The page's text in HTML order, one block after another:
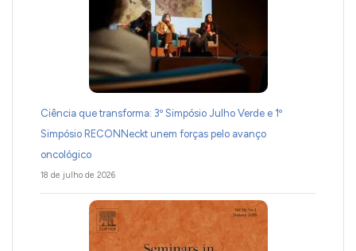
Ciência que transforma: 3º Simpósio Julho Verde e 1º
Simpósio RECONNeckt unem forças pelo avanço
oncológico
18 de julho de 2026